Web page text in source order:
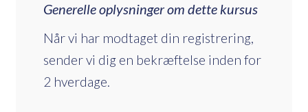
Generelle oplysninger om dette kursus
Når vi har modtaget din registrering,
sender vi dig en bekræftelse inden for
2 hverdage.